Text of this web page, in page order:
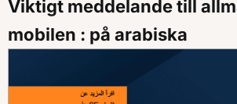
Viktigt meddelande till
mobilen : på arabiska